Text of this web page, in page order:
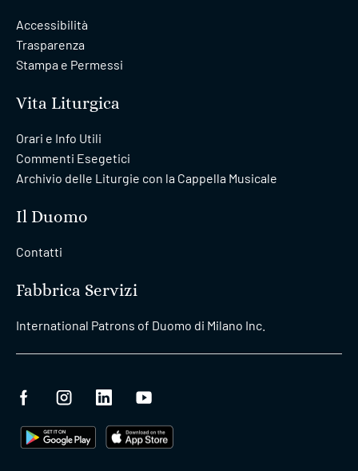
Accessibilità
Trasparenza
Stampa e Permessi
Vita Liturgica
Orari e Info Utili
Commenti Esegetici
Archivio delle Liturgie con la Cappella Musicale
Il Duomo
Contatti
Fabbrica Servizi
International Patrons of Duomo di Milano Inc.